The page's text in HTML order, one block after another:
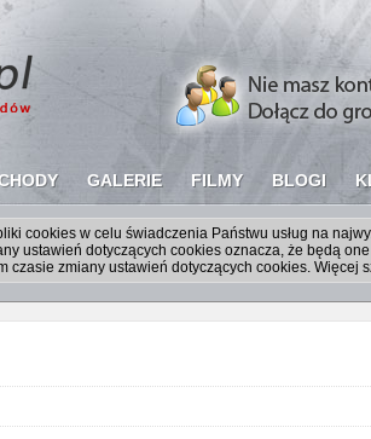
GALERIE FILMY BLOGI
cookies w celu świadczenia Państwu usług na
ustawień dotyczących cookies oznacza, że będą
czasie zmiany ustawień dotyczących cookies. Więcej